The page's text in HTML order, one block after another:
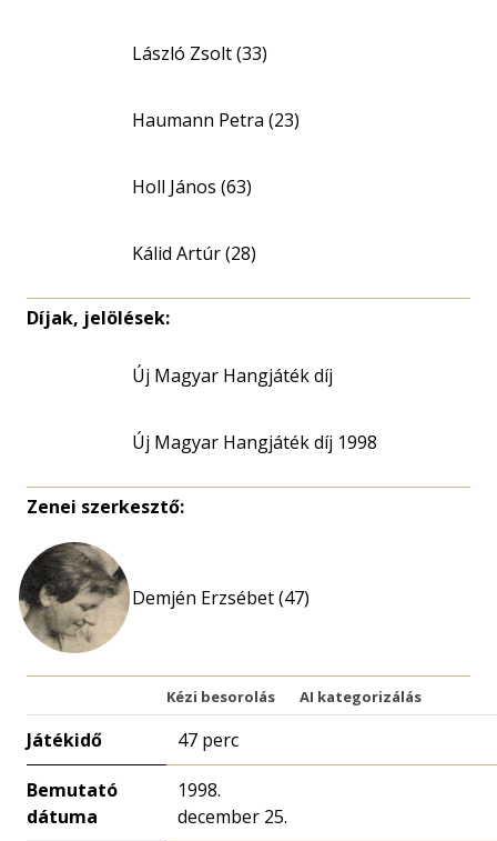
László Zsolt (33)
Haumann Petra (23)
Holl János (63)
Kálid Artúr (28)
Díjak, jelölések:
Új Magyar Hangjáték díj
Új Magyar Hangjáték díj 1998
Zenei szerkesztő:
Demjén Erzsébet (47)
Kézi besorolás AI kategorizálás
Játékidő 47 perc
Bemutató
dátuma
1998.
december 25.